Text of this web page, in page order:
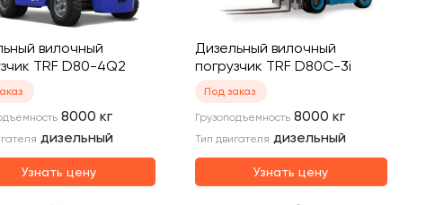
вилочный
TRF D80-4Q2
8000 кг
дизельный
Узнать цену
Дизельный вилочный
погрузчик TRF D80C-3i
Под заказ
Грузоподъемность 8000 кг
Тип двигателя дизельный
Узнать цену